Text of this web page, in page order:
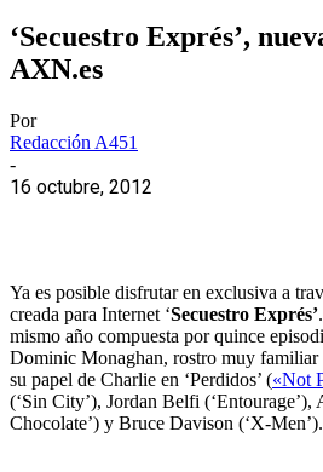
‘Secuestro Exprés’,
AXN.es
Por
Redacción A451
-
16 octubre, 2012
Ya es posible disfrutar en exclusiva a
creada para Internet ‘Secuestro Exprés’
mismo año compuesta por quince
Dominic Monaghan, rostro muy familiar
su papel de Charlie en ‘Perdidos’ («Not
(‘Sin City’), Jordan Belfi
Chocolate’) y Bruce Davison (‘X-Men’).